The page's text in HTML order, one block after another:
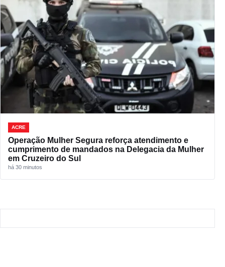
ACRE
Operação Mulher Segura reforça atendimento e
cumprimento de mandados na Delegacia da Mulher
em Cruzeiro do Sul
há 30 minutos